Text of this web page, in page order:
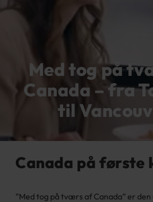
Med tog på
Canada – fra
til
Canada på første
”Med tog på tværs af Canada” er